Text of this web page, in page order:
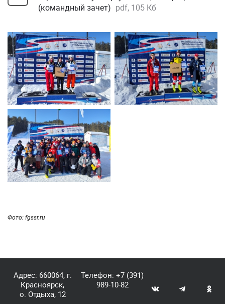
(командный зачет) pdf, 105 Кб
Фото: fgssr.ru
Адрес: 660064, г.
Красноярск,
о. Отдыха, 12
Телефон:+7 (391)
989-10-82